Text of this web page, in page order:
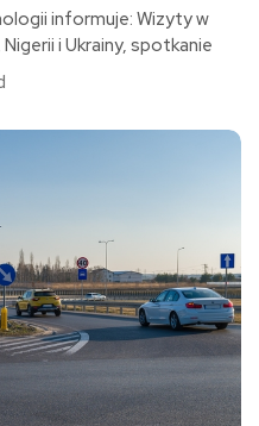
informuje: Wizyty w
i Ukrainy, spotkanie